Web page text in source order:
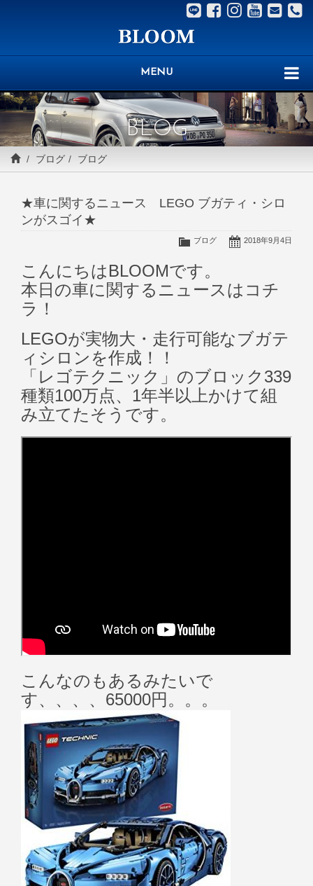
MENU
BLOG
ブログ ブログ
★車に関するニュース LEGO ブガティ・シロ
ンがスゴイ★
2018年9月4日
ブログ
こんにちはBLOOMです。
本日の車に関するニュースはコチ
ラ！
LEGOが実物大・走行可能なブガテ
ィシロンを作成！！
「レゴテクニック」のブロック339
種類100万点、1年半以上かけて組
み立てたそうです。
こんなのもあるみたいで
す、、、、65000円。。。